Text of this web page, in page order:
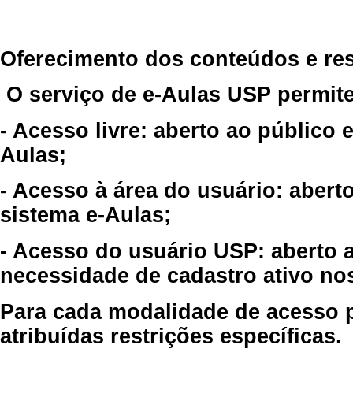
Oferecimento dos conteúdos e
O serviço de e-Aulas USP
- Acesso livre: aberto ao público
Aulas;
- Acesso à área do usuário:
sistema e-Aulas;
- Acesso do usuário USP: aberto
necessidade de cadastro ativo
Para cada modalidade de
atribuídas restrições específicas.